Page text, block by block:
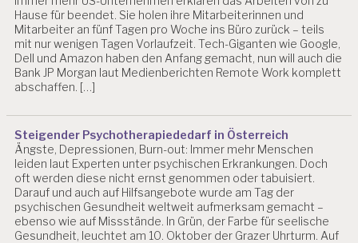
Hause für beendet. Sie holen ihre Mitarbeiterinnen und
Mitarbeiter an fünf Tagen pro Woche ins Büro zurück – teils
mit nur wenigen Tagen Vorlaufzeit. Tech-Giganten wie Google,
Dell und Amazon haben den Anfang gemacht, nun will auch die
Bank JP Morgan laut Medienberichten Remote Work komplett
abschaffen. […]
Steigender Psychotherapiededarf in Österreich
Ängste, Depressionen, Burn-out: Immer mehr Menschen
leiden laut Experten unter psychischen Erkrankungen. Doch
oft werden diese nicht ernst genommen oder tabuisiert.
Darauf und auch auf Hilfsangebote wurde am Tag der
psychischen Gesundheit weltweit aufmerksam gemacht –
ebenso wie auf Missstände. In Grün, der Farbe für seelische
Gesundheit, leuchtet am 10. Oktober der Grazer Uhrturm. Auf